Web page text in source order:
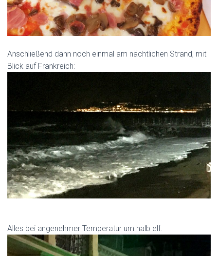
Anschließend dann noch einmal am nächtlichen Strand, mit
Blick auf Frankreich:
Alles bei angenehmer Temperatur um halb elf: